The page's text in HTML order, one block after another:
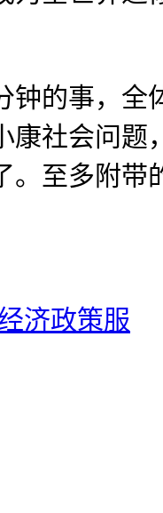
的事，全
社会问题
至多附
济政策服